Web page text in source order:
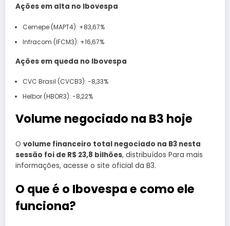
Ações em alta no Ibovespa
Cemepe (MAPT4): +83,67%
Infracom (IFCM3): +16,67%
Ações em queda no Ibovespa
CVC Brasil (CVCB3): -8,33%
Helbor (HBOR3): -8,22%
Volume negociado na B3 hoje
O volume financeiro total negociado na B3 nesta
sessão foi de R$ 23,8 bilhões, distribuídos Para mais
informações, acesse o site oficial da B3.
O que é o Ibovespa e como ele
funciona?